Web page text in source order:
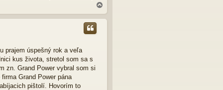
a
h
prajem úspešný rok a veľa
kus života, stretol som sa s
zn. Grand Power vybral som si
Grand Power pána
pištolí. Hovorím to